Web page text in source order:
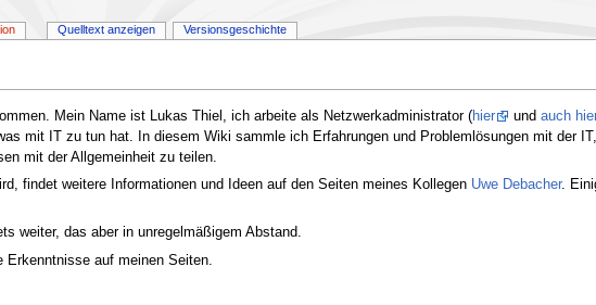
Mein Name ist Lukas Thiel, ich arbeite als Netzwerkadministrator (hier und auch
mit IT zu tun hat. In diesem Wiki sammle ich Erfahrungen und Problemlösungen mit der
mit der Allgemeinheit zu teilen.
findet weitere Informationen und Ideen auf den Seiten meines Kollegen Uwe Debacher.
weiter, das aber in unregelmäßigem Abstand.
Erkenntnisse auf meinen Seiten.
Quelltext anzeigen Versionsgeschichte